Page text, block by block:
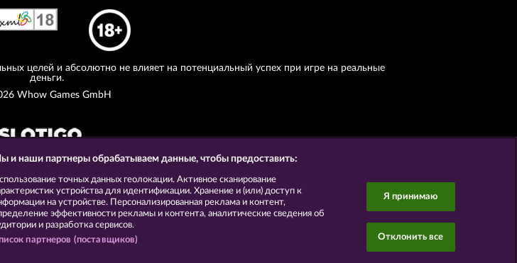
целей и абсолютно не влияет на потенциальный успех при игре на реальные
деньги.
Whow Games GmbH
и наши партнеры обрабатываем данные, чтобы предоставить:
точных данных геолокации. Активное сканирование
устройства для идентификации. Хранение и (или) доступ к
на устройстве. Персонализированная реклама и контент,
эффективности рекламы и контента, аналитические сведения об
и разработка сервисов.
партнеров (поставщиков)
Я принимаю
Отклонить все